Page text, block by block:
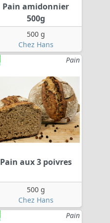
Pain amidonnier
500g
500 g
Chez Hans
Pain
Pain aux 3 poivres
500 g
Chez Hans
Pain